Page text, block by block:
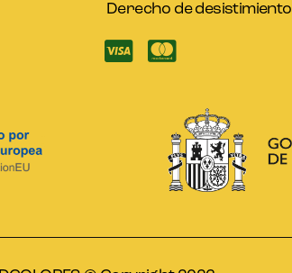
Derecho de desistimiento